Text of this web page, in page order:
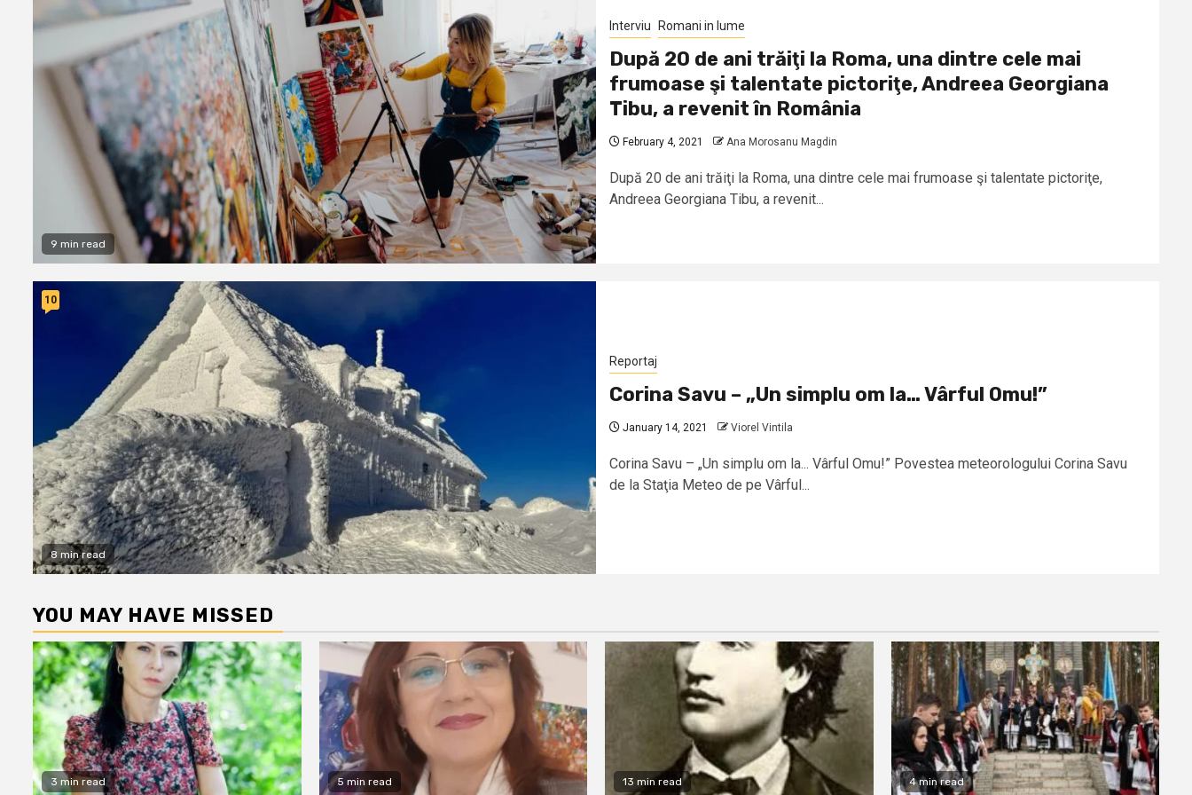
9 min read
Interviu Romani in lume
După 20 de ani trăiţi la Roma, una dintre cele mai
frumoase şi talentate pictoriţe, Andreea Georgiana
Tibu, a revenit în România
February 4, 2021 Ana Morosanu Magdin
După 20 de ani trăiţi la Roma, una dintre cele mai frumoase şi talentate pictoriţe,
Andreea Georgiana Tibu, a revenit...
8 min read
10
Reportaj
Corina Savu – „Un simplu om la… Vârful Omu!”
January 14, 2021 Viorel Vintila
Corina Savu – „Un simplu om la... Vârful Omu!” Povestea meteorologului Corina Savu
de la Staţia Meteo de pe Vârful...
YOU MAY HAVE MISSED
3 min read 5 min read 13 min read 4 min read